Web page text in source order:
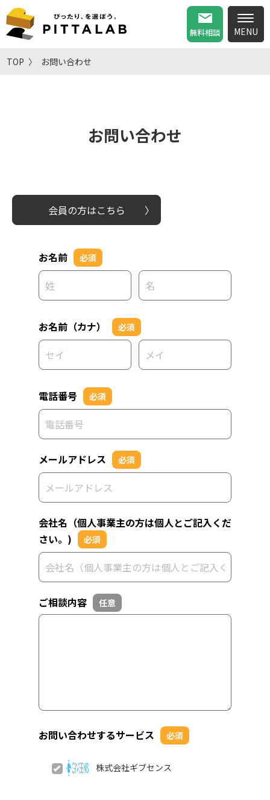
無料相談
TOP お問い合わせ
お問い合わせ
会員の方はこちら
お名前 必須
お名前（カナ） 必須
電話番号 必須
メールアドレス 必須
会社名（個人事業主の方は個人とご記入くだ
さい。)
必須
ご相談内容 任意
お問い合わせするサービス 必須
株式会社ギブセンス